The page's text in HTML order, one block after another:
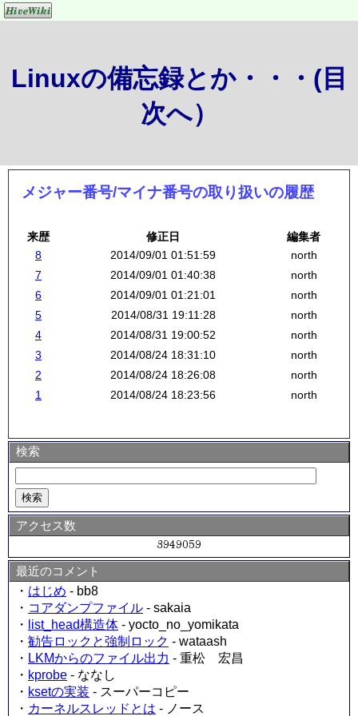
Linuxの備忘録とか・・・(目
次へ）
メジャー番号/マイナ番号の取り扱いの履歴
来歴 修正日
編集者
8
2014/09/01 01:51:59
north
7
2014/09/01 01:40:38
north
6
2014/09/01 01:21:01
north
5
2014/08/31 19:11:28
north
4
2014/08/31 19:00:52
north
3
2014/08/24 18:31:10
north
2
2014/08/24 18:26:08
north
1
2014/08/24 18:23:56 north
検索
アクセス数
最近のコメント
・ はじめ - bb8
・ コアダンプファイル - sakaia
・
list_head構造体 - yocto_no_yomikata
・ 勧告ロックと強制ロック - wataash
・ LKMからのファイル出力 - 重松 宏昌
・ kprobe - ななし
・ ksetの実装 - スーパーコピー
・ カーネルスレッドとは - ノース